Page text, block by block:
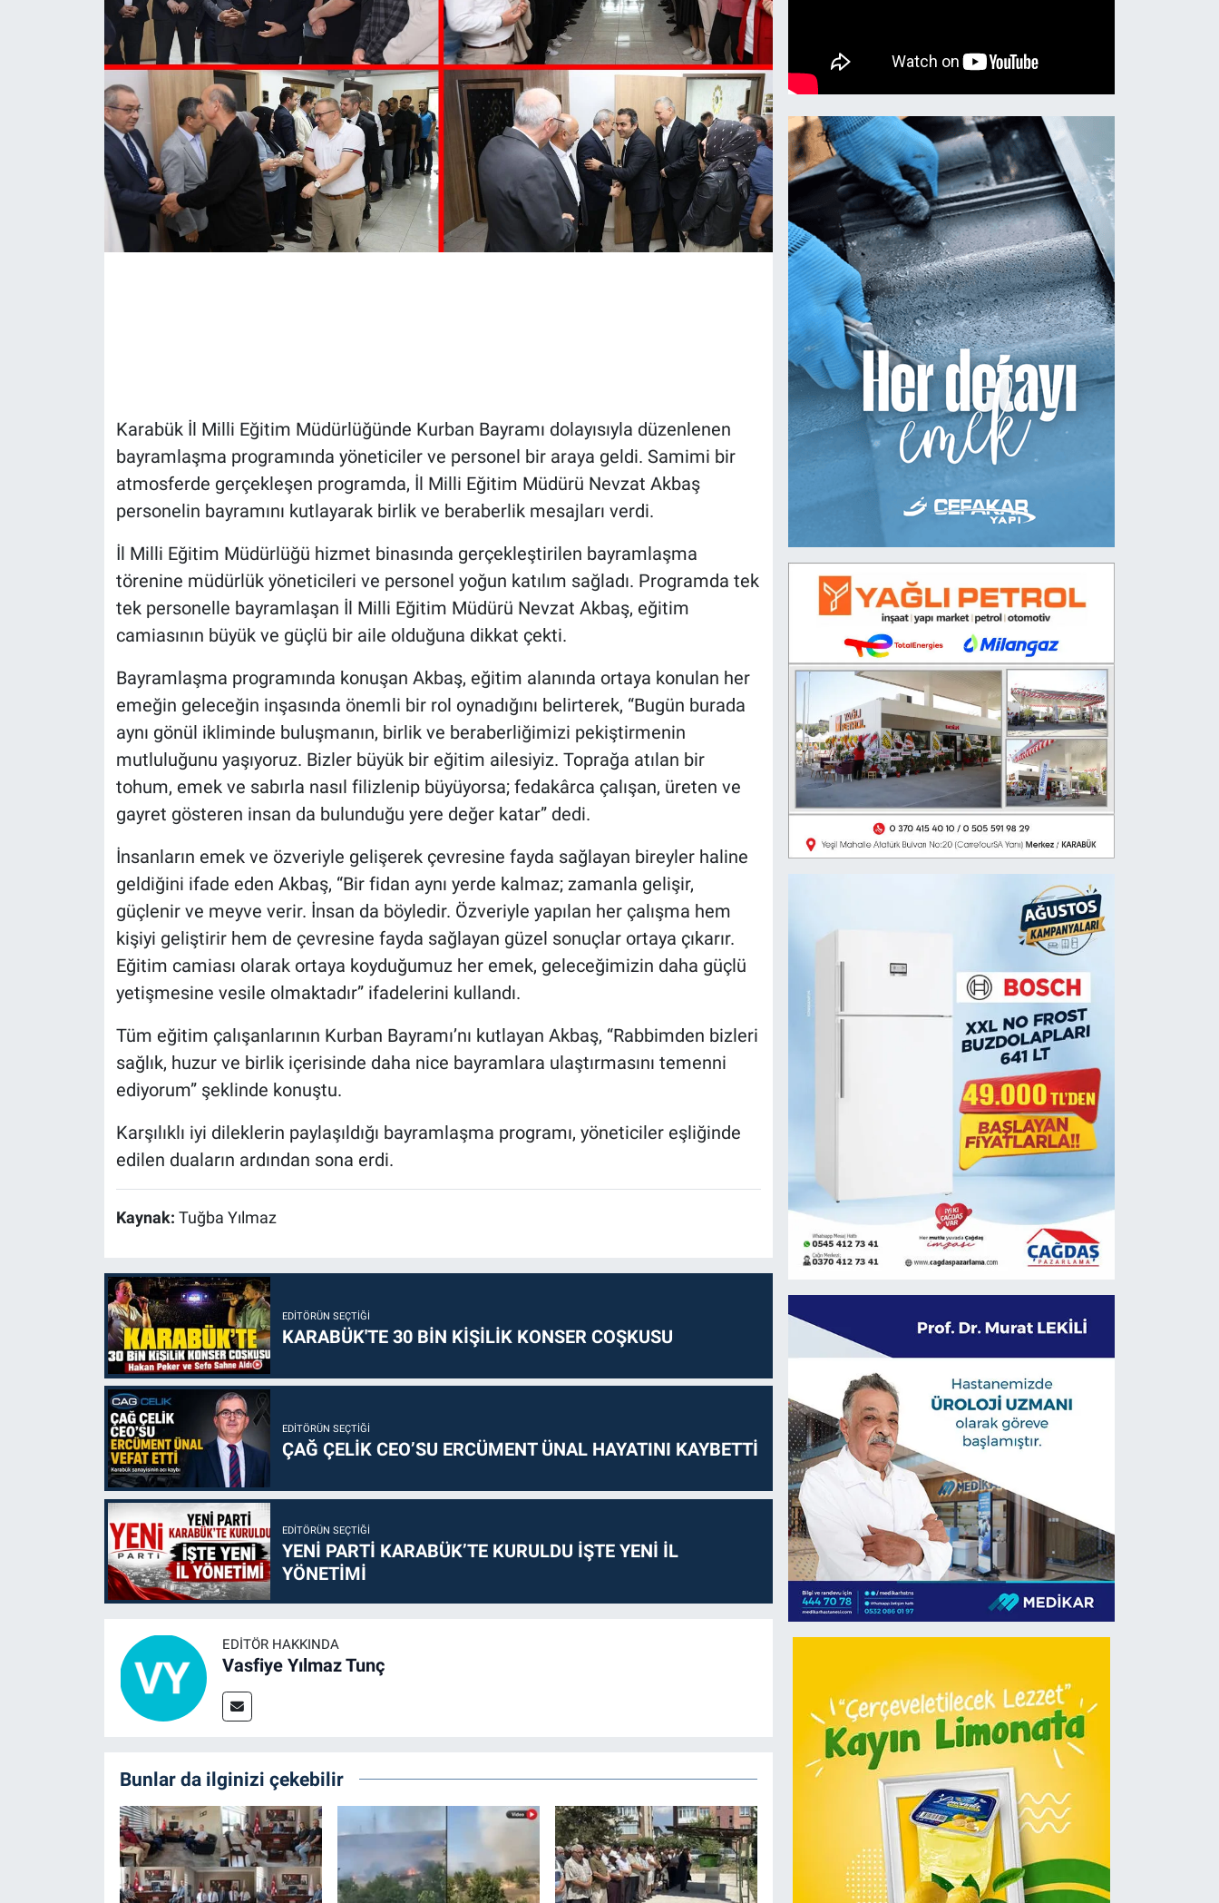
Karabük İl Milli Eğitim Müdürlüğünde Kurban Bayramı dolayısıyla düzenlenen
bayramlaşma programında yöneticiler ve personel bir araya geldi. Samimi bir
atmosferde gerçekleşen programda, İl Milli Eğitim Müdürü Nevzat Akbaş
personelin bayramını kutlayarak birlik ve beraberlik mesajları verdi.
İl Milli Eğitim Müdürlüğü hizmet binasında gerçekleştirilen bayramlaşma
törenine müdürlük yöneticileri ve personel yoğun katılım sağladı. Programda tek
tek personelle bayramlaşan İl Milli Eğitim Müdürü Nevzat Akbaş, eğitim
camiasının büyük ve güçlü bir aile olduğuna dikkat çekti.
Bayramlaşma programında konuşan Akbaş, eğitim alanında ortaya konulan her
emeğin geleceğin inşasında önemli bir rol oynadığını belirterek, “Bugün burada
aynı gönül ikliminde buluşmanın, birlik ve beraberliğimizi pekiştirmenin
mutluluğunu yaşıyoruz. Bizler büyük bir eğitim ailesiyiz. Toprağa atılan bir
tohum, emek ve sabırla nasıl filizlenip büyüyorsa; fedakârca çalışan, üreten ve
gayret gösteren insan da bulunduğu yere değer katar” dedi.
İnsanların emek ve özveriyle gelişerek çevresine fayda sağlayan bireyler haline
geldiğini ifade eden Akbaş, “Bir fidan aynı yerde kalmaz; zamanla gelişir,
güçlenir ve meyve verir. İnsan da böyledir. Özveriyle yapılan her çalışma hem
kişiyi geliştirir hem de çevresine fayda sağlayan güzel sonuçlar ortaya çıkarır.
Eğitim camiası olarak ortaya koyduğumuz her emek, geleceğimizin daha güçlü
yetişmesine vesile olmaktadır” ifadelerini kullandı.
Tüm eğitim çalışanlarının Kurban Bayramı’nı kutlayan Akbaş, “Rabbimden bizleri
sağlık, huzur ve birlik içerisinde daha nice bayramlara ulaştırmasını temenni
ediyorum” şeklinde konuştu.
Karşılıklı iyi dileklerin paylaşıldığı bayramlaşma programı, yöneticiler eşliğinde
edilen duaların ardından sona erdi.
Kaynak: Tuğba Yılmaz
EDITÖRÜN SEÇTIĞI
KARABÜK'TE 30 BİN KİŞİLİK KONSER COŞKUSU
EDITÖRÜN SEÇTIĞI
ÇAĞ ÇELİK CEO’SU ERCÜMENT ÜNAL HAYATINI KAYBETTİ
EDITÖRÜN SEÇTIĞI
YENİ PARTİ KARABÜK’TE KURULDU İŞTE YENİ İL
YÖNETİMİ
EDITÖR HAKKINDA
Vasfiye Yılmaz Tunç
Bunlar da ilginizi çekebilir